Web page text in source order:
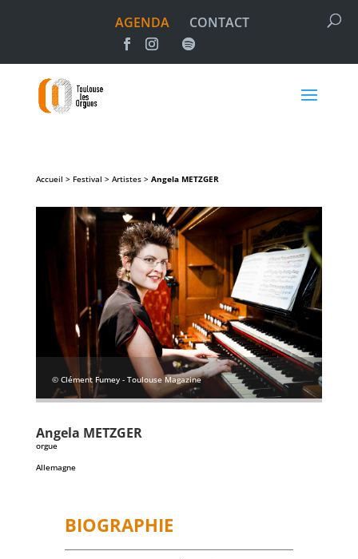
AGENDA CONTACT
Accueil > Festival > Artistes > Angela METZGER
© Clément Fumey - Toulouse Magazine
Angela METZGER
orgue
Allemagne
BIOGRAPHIE